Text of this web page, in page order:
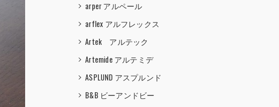
arper アルペール
arflex アルフレックス
Artek アルテック
Artemide アルテミデ
ASPLUND アスプルンド
B&B ビーアンドビー